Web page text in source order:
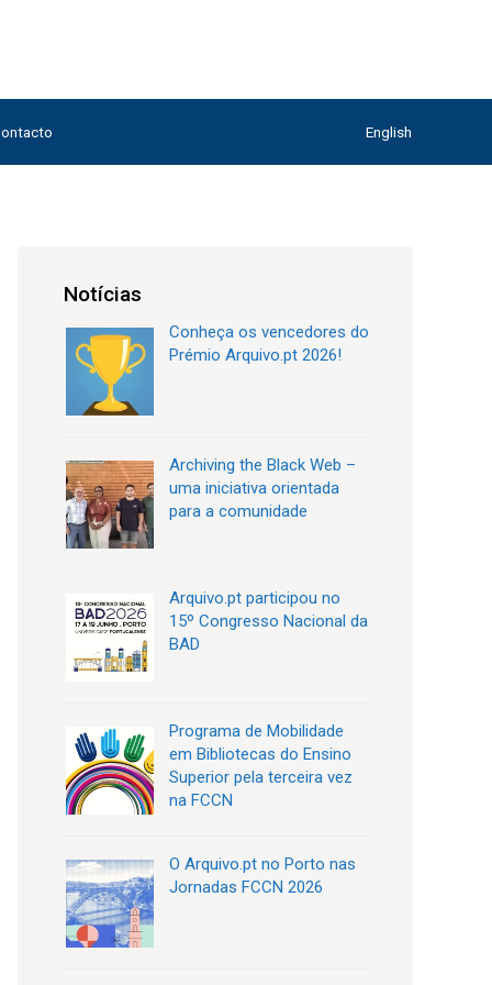
English
Notícias
Conheça os vencedores do
Prémio Arquivo.pt 2026!
Archiving the Black Web –
uma iniciativa orientada
para a comunidade
Arquivo.pt participou no
15º Congresso Nacional da
BAD
Programa de Mobilidade
em Bibliotecas do Ensino
Superior pela terceira vez
na FCCN
O Arquivo.pt no Porto nas
Jornadas FCCN 2026